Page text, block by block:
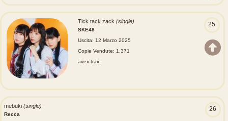
25
Tick tack zack (single)
SKE48
Uscita: 12 Marzo 2025
Copie Vendute: 1.371
avex trax
26
mebuki (single)
Recca